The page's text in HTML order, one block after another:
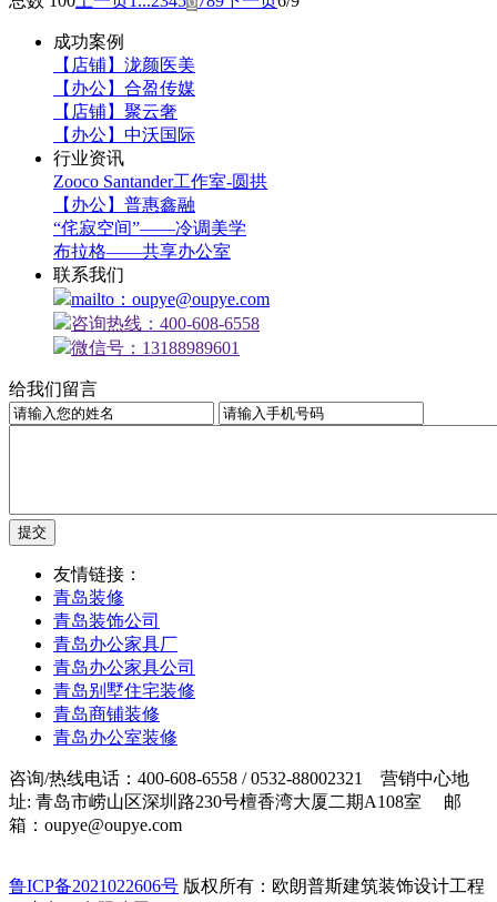
成功案例
【店铺】泷颜医美
【办公】合盈传媒
【店铺】聚云奢
【办公】中沃国际
行业资讯
Zooco Santander工作室-圆拱
【办公】普惠鑫融
“侘寂空间”——冷调美学
布拉格——共享办公室
联系我们
mailto：oupye@oupye.com
咨询热线：400-608-6558
微信号：13188989601
给我们留言
友情链接：
青岛装修
青岛装饰公司
青岛办公家具厂
青岛办公家具公司
青岛别墅住宅装修
青岛商铺装修
青岛办公室装修
咨询/热线电话：400-608-6558 / 0532-88002321 营销中心地
址: 青岛市崂山区深圳路230号檀香湾大厦二期A108室 邮
箱：oupye@oupye.com
鲁ICP备2021022606号 版权所有：欧朗普斯建筑装饰设计工程